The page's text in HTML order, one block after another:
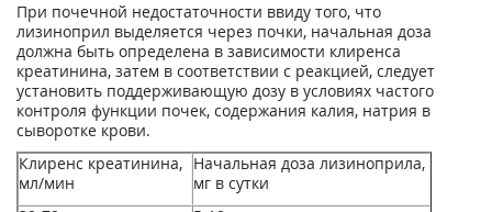
При почечной недостаточности ввиду того, что
лизиноприл выделяется через почки, начальная доза
должна быть определена в зависимости клиренса
креатинина, затем в соответствии с реакцией, следует
установить поддерживающую дозу в условиях частого
контроля функции почек, содержания калия, натрия в
сыворотке крови.
Клиренс креатинина,
мл/мин
Начальная доза лизиноприла,
мг в сутки